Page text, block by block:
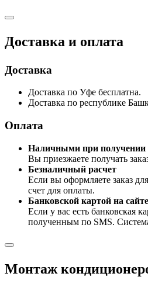
Доставка и оплата
Доставка
Доставка по Уфе бесплатна.
Доставка по республике
Оплата
Наличными при получении
Вы приезжаете получать
Безналичный расчет
Если вы оформляете заказ
счет для оплаты.
Банковской картой на
Если у вас есть банковская
полученным по SMS.
Монтаж